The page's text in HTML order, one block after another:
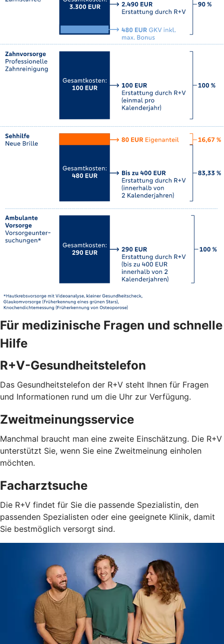
Für medizinische Fragen und schnelle
Hilfe
R+V-Gesundheitstelefon
Das Gesundheitstelefon der R+V steht Ihnen für Fragen
und Informationen rund um die Uhr zur Verfügung.
Zweitmeinungsservice
Manchmal braucht man eine zweite Einschätzung. Die R+V
unterstützt Sie, wenn Sie eine Zweitmeinung einholen
möchten.
Facharztsuche
Die R+V findet für Sie die passende Spezialistin, den
passenden Spezialisten oder eine geeignete Klinik, damit
Sie bestmöglich versorgt sind.